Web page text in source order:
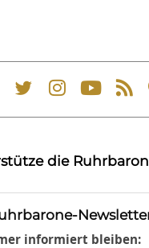
die
informiert bleiben: